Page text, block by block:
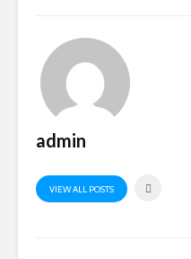
admin
VIEW ALL POSTS